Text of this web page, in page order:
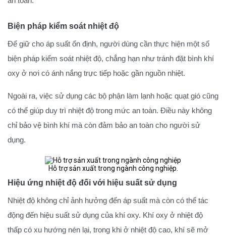
Biện pháp kiểm soát nhiệt độ
Để giữ cho áp suất ổn định, người dùng cần thực hiện một số
biện pháp kiểm soát nhiệt độ, chẳng hạn như tránh đặt bình khí
oxy ở nơi có ánh nắng trực tiếp hoặc gần nguồn nhiệt.
Ngoài ra, việc sử dụng các bộ phận làm lạnh hoặc quạt gió cũng
có thể giúp duy trì nhiệt độ trong mức an toàn. Điều này không
chỉ bảo vệ bình khí mà còn đảm bảo an toàn cho người sử
dụng.
Hỗ trợ sản xuất trong ngành công nghiệp.
Hiệu ứng nhiệt độ đối với hiệu suất sử dụng
Nhiệt độ không chỉ ảnh hưởng đến áp suất mà còn có thể tác
động đến hiệu suất sử dụng của khí oxy. Khí oxy ở nhiệt độ
thấp có xu hướng nén lại, trong khi ở nhiệt độ cao, khí sẽ mở